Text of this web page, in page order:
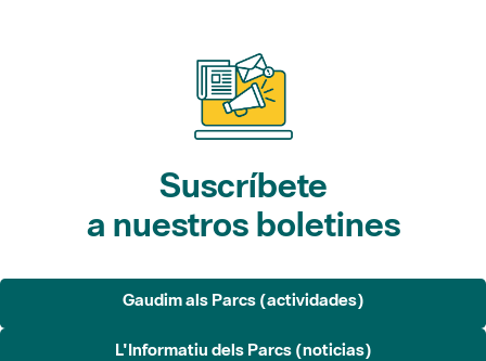
Suscríbete
a nuestros boletines
Gaudim als Parcs (actividades)
L'Informatiu dels Parcs (noticias)